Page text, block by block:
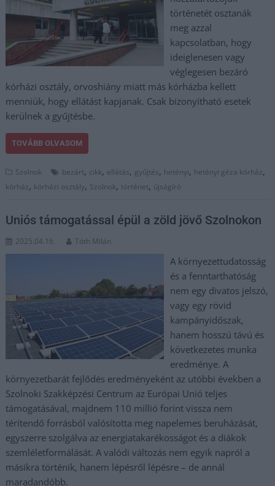
történetét osztanák
meg azzal
kapcsolatban, hogy
ideiglenesen vagy
véglegesen bezáró
kórházi osztály, orvoshiány miatt más kórházba kellett
menniük, hogy ellátást kapjanak. Csak bizonyítható esetek
kerülnek a gyűjtésbe.
TOVÁBB OLVASOM
Szolnok bezárt, cikk, ellátás, gyűjtés, hetényi, hetényi géza kórház,
kórház, kórházi osztály, Szolnok, történet, újságíró
Uniós támogatással épül a zöld jövő Szolnokon
2025.04.16. Tóth Milán
A környezettudatosság
és a fenntarthatóság
nem egy divatos jelszó,
vagy egy rövid
kampányidőszak,
hanem hosszú távú és
következetes munka
eredménye. A
környezetbarát fejlődés eredményeként az utóbbi években a
Szolnoki Szakképzési Centrum az Európai Unió teljes
támogatásával, majdnem 110 millió forint vissza nem
térítendő forrásból valósította meg napelemes beruházását,
egyszerre szolgálva az energiatakarékosságot és a diákok
szemléletformálását. A valódi változás nem egyik napról a
másikra történik, hanem lépésről lépésre – de annál
maradandóbb.